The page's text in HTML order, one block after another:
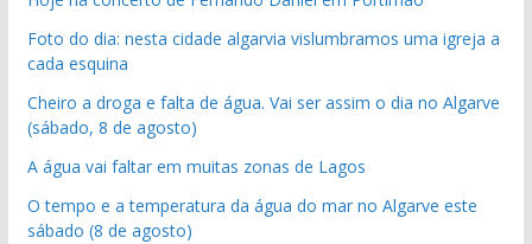
Foto do dia: nesta cidade algarvia vislumbramos uma igreja a
cada esquina
Cheiro a droga e falta de água. Vai ser assim o dia no Algarve
(sábado, 8 de agosto)
A água vai faltar em muitas zonas de Lagos
O tempo e a temperatura da água do mar no Algarve este
sábado (8 de agosto)